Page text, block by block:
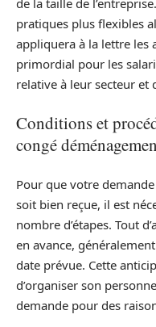
pratiques plus flexibles
appliquera à la lettre les
primordial pour les
relative à leur secteur et
Conditions et
congé
Pour que votre
soit bien reçue, il est
nombre d’étapes. Tout
en avance,
date prévue. Cette
d’organiser son
demande pour des